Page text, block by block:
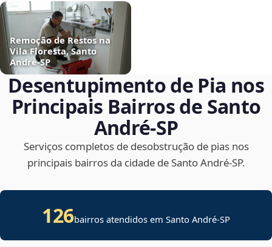
Remoção de Restos na
Vila Floresta, Santo
André‑SP
Desentupimento de Pia nos
Principais Bairros de Santo
André‑SP
Serviços completos de desobstrução de pias nos
principais bairros da cidade de Santo André‑SP.
126bairros atendidos em Santo André-SP